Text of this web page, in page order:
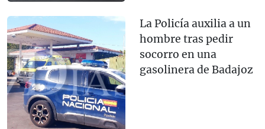
La Policía auxilia a un
hombre tras pedir
socorro en una
gasolinera de Badajoz